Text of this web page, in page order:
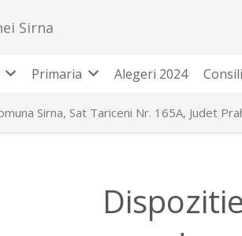
Sirna
Primaria Alegeri 2024
Sirna, Sat Tariceni Nr. 165A, Judet